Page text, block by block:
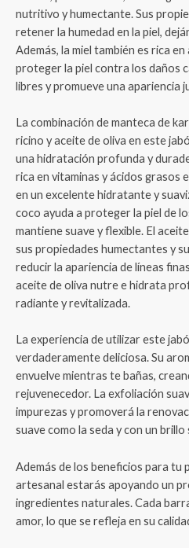
nutritivo y humectante. Sus
retener la humedad en la piel,
Además, la miel también es rica
proteger la piel contra los daños
libres y promueve una apariencia
La combinación de manteca de
ricino y aceite de oliva en este
una hidratación profunda y
rica en vitaminas y ácidos grasos
en un excelente hidratante y
coco ayuda a proteger la piel de
mantiene suave y flexible. El
sus propiedades humectantes y
reducir la apariencia de líneas
aceite de oliva nutre e hidrata
radiante y revitalizada.
La experiencia de utilizar este
verdaderamente deliciosa. Su
envuelve mientras te bañas,
rejuvenecedor. La exfoliación
impurezas y promoverá la
suave como la seda y con un brillo
Además de los beneficios para tu
artesanal estarás apoyando un
ingredientes naturales. Cada
amor, lo que se refleja en su